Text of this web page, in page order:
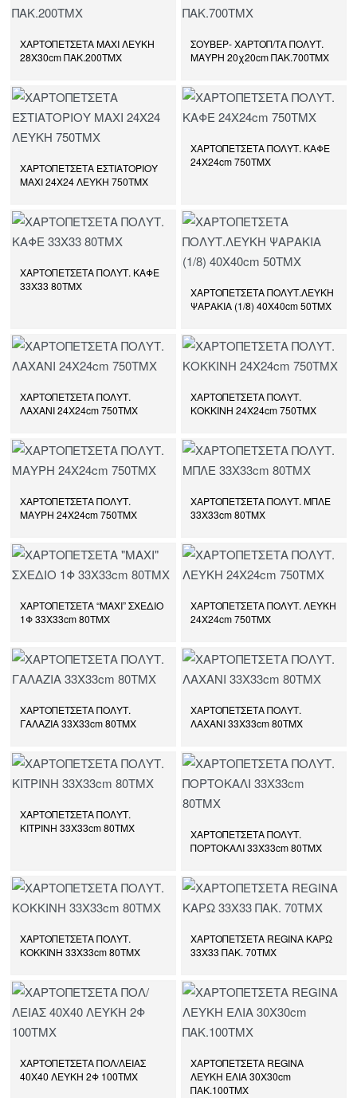
ΧΑΡΤΟΠΕΤΣΕΤΑ ΜΑΧΙ ΛΕΥΚΗ
28Χ30cm ΠΑΚ.200ΤΜΧ
ΣΟΥΒΕΡ- ΧΑΡΤΟΠ/ΤΑ ΠΟΛΥΤ.
ΜΑΥΡΗ 20χ20cm ΠΑΚ.700ΤΜΧ
ΧΑΡΤΟΠΕΤΣΕΤΑ ΕΣΤΙΑΤΟΡΙΟΥ
ΜΑΧΙ 24Χ24 ΛΕΥΚΗ 750ΤMX
ΧΑΡΤΟΠΕΤΣΕΤΑ ΠΟΛΥΤ. ΚΑΦΕ
24Χ24cm 750ΤΜΧ
ΧΑΡΤΟΠΕΤΣΕΤΑ ΠΟΛΥΤ. ΚΑΦΕ
33Χ33 80ΤΜΧ
ΧΑΡΤΟΠΕΤΣΕΤΑ ΠΟΛΥΤ.ΛΕΥΚΗ
ΨΑΡΑΚΙΑ (1/8) 40Χ40cm 50ΤΜΧ
ΧΑΡΤΟΠΕΤΣΕΤΑ ΠΟΛΥΤ.
ΛΑΧΑΝΙ 24Χ24cm 750ΤΜΧ
ΧΑΡΤΟΠΕΤΣΕΤΑ ΠΟΛΥΤ.
ΚΟΚΚΙΝΗ 24Χ24cm 750ΤΜΧ
ΧΑΡΤΟΠΕΤΣΕΤΑ ΠΟΛΥΤ.
ΜΑΥΡΗ 24Χ24cm 750ΤΜΧ
ΧΑΡΤΟΠΕΤΣΕΤΑ ΠΟΛΥΤ. ΜΠΛΕ
33Χ33cm 80ΤΜΧ
ΧΑΡΤΟΠΕΤΣΕΤΑ “ΜΑΧΙ” ΣΧΕΔΙΟ
1Φ 33Χ33cm 80ΤΜΧ
ΧΑΡΤΟΠΕΤΣΕΤΑ ΠΟΛΥΤ. ΛΕΥΚΗ
24Χ24cm 750ΤΜΧ
ΧΑΡΤΟΠΕΤΣΕΤΑ ΠΟΛΥΤ.
ΓΑΛΑΖΙΑ 33Χ33cm 80ΤΜΧ
ΧΑΡΤΟΠΕΤΣΕΤΑ ΠΟΛΥΤ.
ΛΑΧΑΝΙ 33Χ33cm 80ΤΜΧ
ΧΑΡΤΟΠΕΤΣΕΤΑ ΠΟΛΥΤ.
ΚΙΤΡΙΝΗ 33Χ33cm 80ΤΜΧ
ΧΑΡΤΟΠΕΤΣΕΤΑ ΠΟΛΥΤ.
ΠΟΡΤΟΚΑΛΙ 33Χ33cm 80ΤΜΧ
ΧΑΡΤΟΠΕΤΣΕΤΑ ΠΟΛΥΤ.
ΚΟΚΚΙΝΗ 33Χ33cm 80ΤΜΧ
ΧΑΡΤΟΠΕΤΣΕΤΑ REGINA ΚΑΡΩ
33Χ33 ΠΑΚ. 70ΤΜΧ
ΧΑΡΤΟΠΕΤΣΕΤΑ ΠΟΛ/ΛΕΙΑΣ
40Χ40 ΛΕΥΚΗ 2Φ 100ΤΜΧ
ΧΑΡΤΟΠΕΤΣΕΤΑ REGINA
ΛΕΥΚΗ ΕΛΙΑ 30Χ30cm
ΠΑΚ.100ΤΜΧ